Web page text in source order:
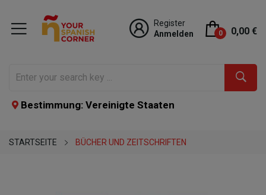
Register
Anmelden
0 0,00 €
Bestimmung: Vereinigte Staaten
STARTSEITE BÜCHER UND ZEITSCHRIFTEN